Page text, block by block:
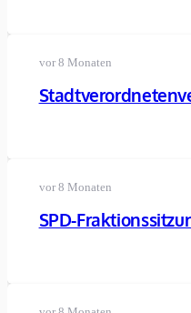
vor 8 Monaten
vor 8 Monaten
SPD-